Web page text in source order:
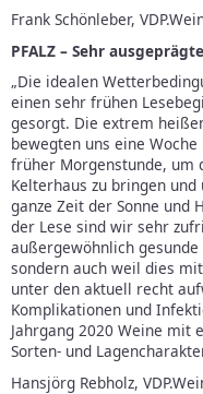
Frank Schönleber,
PFALZ – Sehr
„Die idealen
einen sehr frühen
gesorgt. Die extrem
bewegten uns eine
früher Morgenstunde, um
Kelterhaus zu bringen
ganze Zeit der Sonne und
der Lese sind wir sehr
außergewöhnlich
sondern auch weil dies
unter den aktuell recht
Komplikationen und
Jahrgang 2020 Weine mit
Sorten- und
Hansjörg Rebholz,